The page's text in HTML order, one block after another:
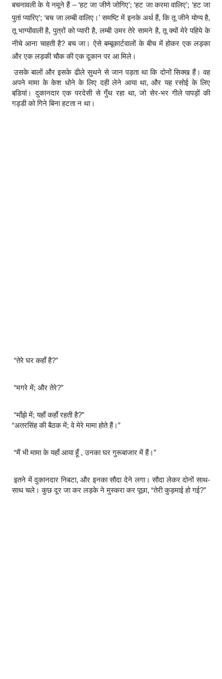
बचनावली के ये नमूने हैं – ‘हट जा जीणे जोगिए’; ‘हट जा करमा वालिए’; ‘हट जा
पुतां प्यारिए’; ‘बच जा लम्बी वालिए।’ समष्टि में इनके अर्थ हैं, कि तू जीने योग्य है,
तू भाग्योंवाली है, पुत्रों को प्यारी है, लम्बी उमर तेरे सामने है, तू क्यों मेरे पहिये के
नीचे आना चाहती है? बच जा। ऐसे बम्बूकार्टवालों के बीच में होकर एक लड़का
और एक लड़की चौक की एक दूकान पर आ मिले।
उसके बालों और इसके ढीले सुथने से जान पड़ता था कि दोनों सिक्ख हैं। वह
अपने मामा के केश धोने के लिए दही लेने आया था, और यह रसोई के लिए
बडि़यां। दुकानदार एक परदेसी से गुँथ रहा था, जो सेर-भर गीले पापड़ों की
गड्डी को गिने बिना हटता न था।
“तेरे घर कहाँ है?”
“मगरे में; और तेरे?”
“माँझे में; यहाँ कहाँ रहती है?”
“अतरसिंह की बैठक में; वे मेरे मामा होते हैं।”
“मैं भी मामा के यहाँ आया हूँ , उनका घर गुरूबाजार में हैं।”
इतने में दुकानदार निबटा, और इनका सौदा देने लगा। सौदा लेकर दोनों साथ-
साथ चले। कुछ दूर जा कर लड़के ने मुस्करा कर पूछा, “तेरी कुड़माई हो गई?”